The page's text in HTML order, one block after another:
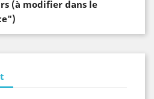
(à modifier dans le